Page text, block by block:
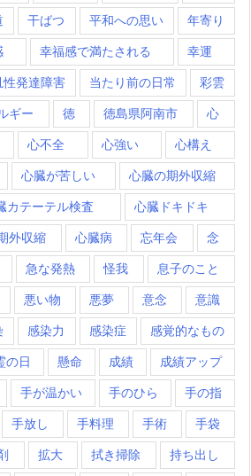
干ばつ 平和への思い 年寄り
幸福感で満たされる 幸運
性発達障害 当たり前の日常 彩雲
ギー 徳 徳島県阿南市 心
心不全 心強い 心構え
心臓が苦しい 心臓の期外収縮
カテーテル検査 心臓ドキドキ
外収縮 心臓病 忘年会 念
急な発熱 怪我 息子のこと
悪い物 悪夢 意念 意識
感染力 感染症 感覚的なもの
の日 懸命 成績 成績アップ
手が温かい 手のひら 手の指
手放し 手料理 手術 手袋
拡大 拭き掃除 持ち出し